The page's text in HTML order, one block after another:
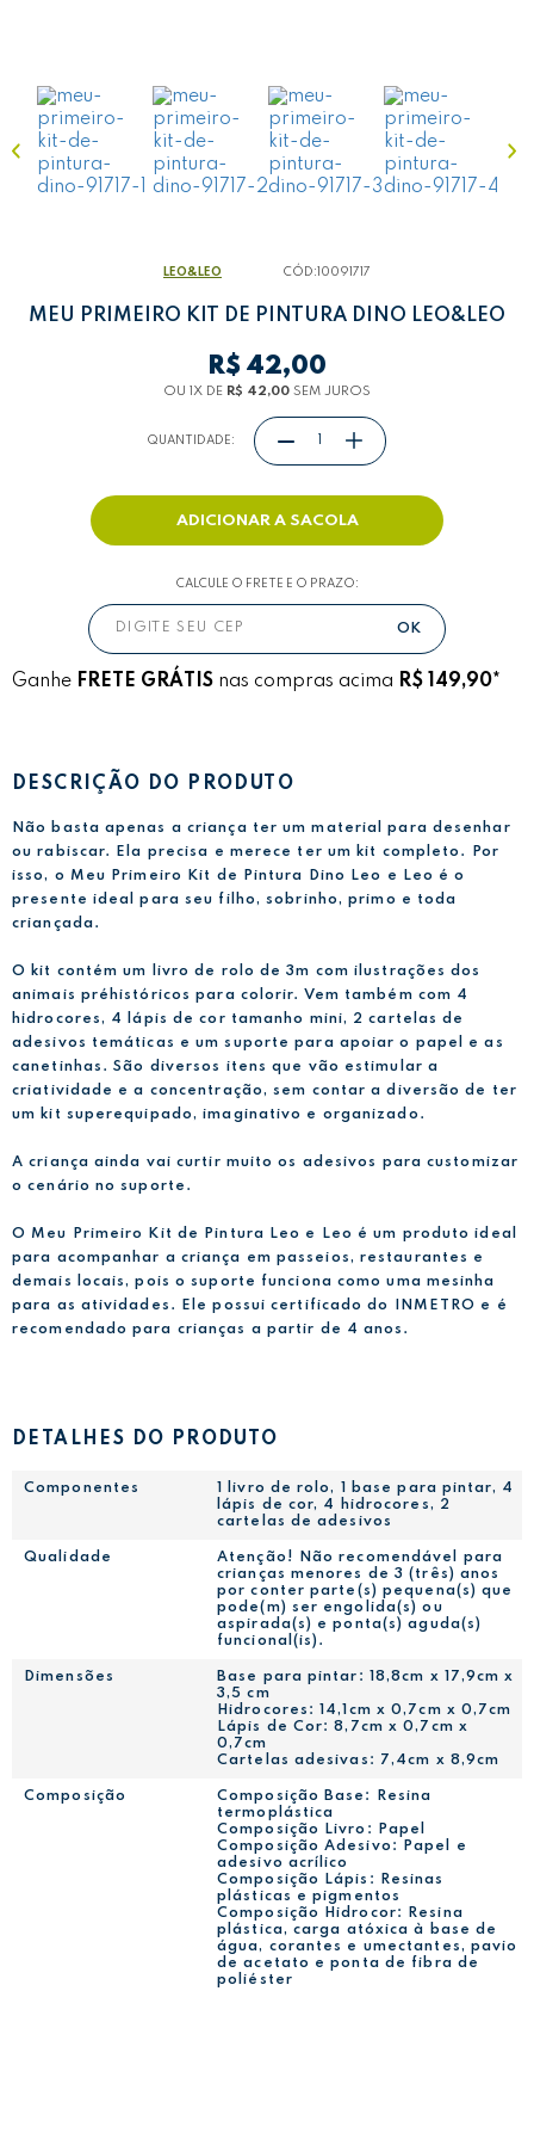
LEO&LEO CÓD: 10091717
MEU PRIMEIRO KIT DE PINTURA DINO LEO&LEO
R$ 42,00
OU 1X DE R$ 42,00 SEM JUROS
QUANTIDADE:
CALCULE O FRETE E O PRAZO:
Ganhe FRETE GRÁTIS nas compras acima R$ 149,90*
DESCRIÇÃO DO PRODUTO
Não basta apenas a criança ter um material para desenhar
ou rabiscar. Ela precisa e merece ter um kit completo. Por
isso, o Meu Primeiro Kit de Pintura Dino Leo e Leo é o
presente ideal para seu filho, sobrinho, primo e toda
criançada.
O kit contém um livro de rolo de 3m com ilustrações dos
animais préhistóricos para colorir. Vem também com 4
hidrocores, 4 lápis de cor tamanho mini, 2 cartelas de
adesivos temáticas e um suporte para apoiar o papel e as
canetinhas. São diversos itens que vão estimular a
criatividade e a concentração, sem contar a diversão de ter
um kit superequipado, imaginativo e organizado.
A criança ainda vai curtir muito os adesivos para customizar
o cenário no suporte.
O Meu Primeiro Kit de Pintura Leo e Leo é um produto ideal
para acompanhar a criança em passeios, restaurantes e
demais locais, pois o suporte funciona como uma mesinha
para as atividades. Ele possui certificado do INMETRO e é
recomendado para crianças a partir de 4 anos.
DETALHES DO PRODUTO
Componentes
1 livro de rolo, 1 base para pintar, 4
lápis de cor, 4 hidrocores, 2
cartelas de adesivos
Qualidade
Atenção! Não recomendável para
crianças menores de 3 (três) anos
por conter parte(s) pequena(s) que
pode(m) ser engolida(s) ou
aspirada(s) e ponta(s) aguda(s)
funcional(is).
Dimensões
Base para pintar: 18,8cm x 17,9cm x
3,5 cm
Hidrocores: 14,1cm x 0,7cm x 0,7cm
Lápis de Cor: 8,7cm x 0,7cm x
0,7cm
Cartelas adesivas: 7,4cm x 8,9cm
Composição
Composição Base: Resina
termoplástica
Composição Livro: Papel
Composição Adesivo: Papel e
adesivo acrílico
Composição Lápis: Resinas
plásticas e pigmentos
Composição Hidrocor: Resina
plástica, carga atóxica à base de
água, corantes e umectantes, pavio
de acetato e ponta de fibra de
poliéster